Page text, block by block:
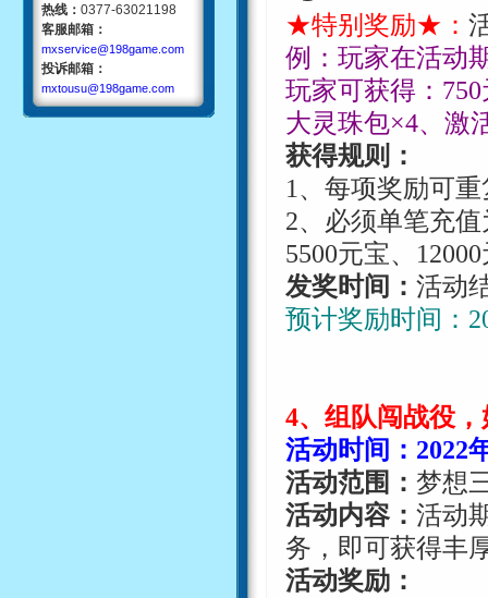
热线： 0377-63021198
客服邮箱：
mxservice@198game.com
投诉邮箱：
mxtousu@198game.com
★特别奖励★：
例：玩家在活动
玩家可获得： 750
大灵珠包×4、激
获得规则：
1 、每项奖励可
2、必须单笔充
5500元宝、 12000
发奖时间： 活动
预计奖励时间：
4、组队闯战役
活动时间： 2022
活动范围： 梦想
活动内容： 活动
务，即可获得丰
活动奖励：